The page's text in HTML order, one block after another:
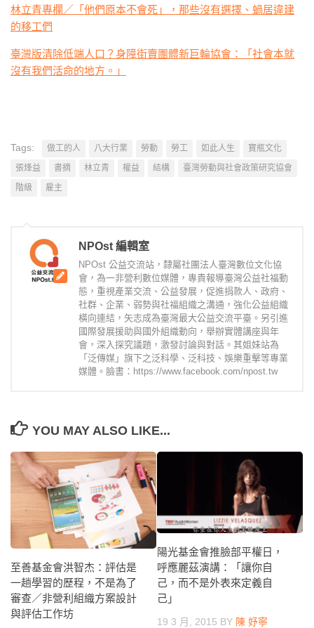
林立青專欄／「他們原本不會死」，那些沒有選擇、蝸居違建
的移工們
臺灣版清除低端人口？身障街賣團體新巨輪協會：「社會本就
沒有我們活命的地方。」
Tags: 做工的人 八大行業 勞動 勞工 如此人生
寶瓶文化
張烽益
書摘 林立青 權益 結構
臺灣勞動與社會政策研究協會
階級
雇主
NPOst 編輯室
NPOst 公益交流站，隸屬社團法人臺灣數位文化協
會，為一非營利數位媒體，專責報導臺灣公益社福動
態，重視產業交流、公益發展，促進捐款人、政府、
社群、企業、弱勢與社福組織之溝通，強化公益組織
橫向連結，矢志成為臺灣最大公益交流平臺。另引進
國際發展援助與國外組織動向，舉辦實體講座與年
會，深入探究議題，激發討論與對話。其姐妹站為
「泛傳媒」旗下之泛科學、泛科技、娛樂重擊等專業
媒體。臉書：https://www.facebook.com/npost.tw
YOU MAY ALSO LIKE...
至善基金會洪智杰：評估是
一趟學習的歷程，不是為了
審查／非營利組織方案設計
與評估工作坊
陽光基金會推臉部平權日，
呼應麗茲演講：「讓你自
己，而不是外表來定義自
己」
19 3 月, 2015 BY 陳 妤寧